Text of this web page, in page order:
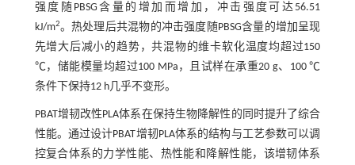
强度随PBSG含量的增加而增加，冲击强度可达56.51
kJ/m2。热处理后共混物的冲击强度随PBSG含量的增加呈现
先增大后减小的趋势，共混物的维卡软化温度均超过150
℃，储能模量均超过100 MPa，且试样在承重20 g、100 ℃
条件下保持12 h几乎不变形。
PBAT增韧改性PLA体系在保持生物降解性的同时提升了综合
性能。通过设计PBAT增韧PLA体系的结构与工艺参数可以调
控复合体系的力学性能、热性能和降解性能，该增韧体系